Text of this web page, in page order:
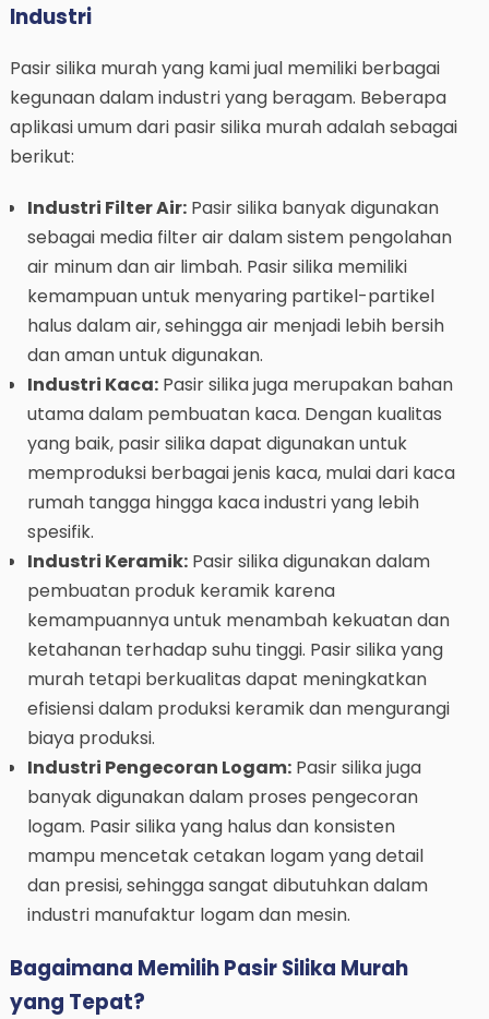
Industri
Pasir silika murah yang kami jual memiliki berbagai
kegunaan dalam industri yang beragam. Beberapa
aplikasi umum dari pasir silika murah adalah sebagai
berikut:
Industri Filter Air:Pasir silika banyak digunakan
sebagai media filter air dalam sistem pengolahan
air minum dan air limbah. Pasir silika memiliki
kemampuan untuk menyaring partikel-partikel
halus dalam air, sehingga air menjadi lebih bersih
dan aman untuk digunakan.
Industri Kaca:Pasir silika juga merupakan bahan
utama dalam pembuatan kaca. Dengan kualitas
yang baik, pasir silika dapat digunakan untuk
memproduksi berbagai jenis kaca, mulai dari kaca
rumah tangga hingga kaca industri yang lebih
spesifik.
Industri Keramik:Pasir silika digunakan dalam
pembuatan produk keramik karena
kemampuannya untuk menambah kekuatan dan
ketahanan terhadap suhu tinggi. Pasir silika yang
murah tetapi berkualitas dapat meningkatkan
efisiensi dalam produksi keramik dan mengurangi
biaya produksi.
Industri Pengecoran Logam:Pasir silika juga
banyak digunakan dalam proses pengecoran
logam. Pasir silika yang halus dan konsisten
mampu mencetak cetakan logam yang detail
dan presisi, sehingga sangat dibutuhkan dalam
industri manufaktur logam dan mesin.
Bagaimana Memilih Pasir Silika Murah
yang Tepat?